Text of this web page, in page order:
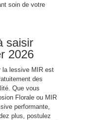
soin de votre
saisir
2026
la lessive MIR est
des
Que vous
Florale ou MIR
performante,
plus, postulez